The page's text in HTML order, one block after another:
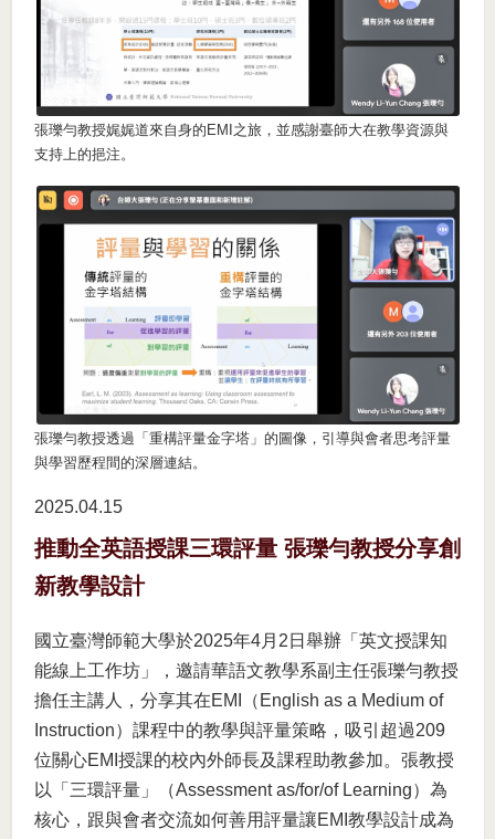
張瓅勻教授娓娓道來自身的EMI之旅，並感謝臺師大在教學資源與
支持上的挹注。
張瓅勻教授透過「重構評量金字塔」的圖像，引導與會者思考評量
與學習歷程間的深層連結。
2025.04 15
推動全英語授課三環評量 張瓅勻教授分享創
新教學設計
國立臺灣師範大學於2025年4月2日舉辦「英文授課知
能線上工作坊」，邀請華語文教學系副主任張瓅勻教授
擔任主講人，分享其在EMI（English as a Medium of
Instruction）課程中的教學與評量策略，吸引超過209
位關心EMI授課的校內外師長及課程助教參加。張教授
以「三環評量」（Assessment as/for/of Learning）為
核心，跟與會者交流如何善用評量讓EMI教學設計成為